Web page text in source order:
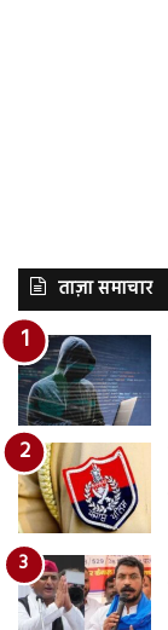
ताज़ा समाचार